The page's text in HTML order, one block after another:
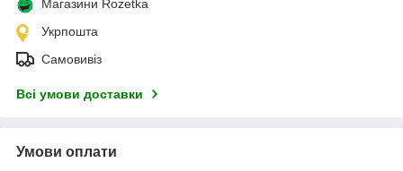
Магазини Rozetka
Укрпошта
Самовивіз
Всі умови доставки
Умови оплати